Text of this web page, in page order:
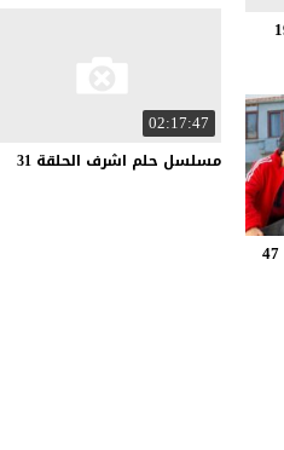
02:17:47
مسلسل حلم اشرف الحلقة 31